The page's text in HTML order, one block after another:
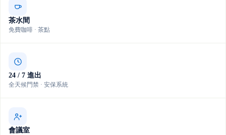
茶水間
免費咖啡 · 茶點
24 / 7 進出
全天候門禁 · 安保系統
會議室